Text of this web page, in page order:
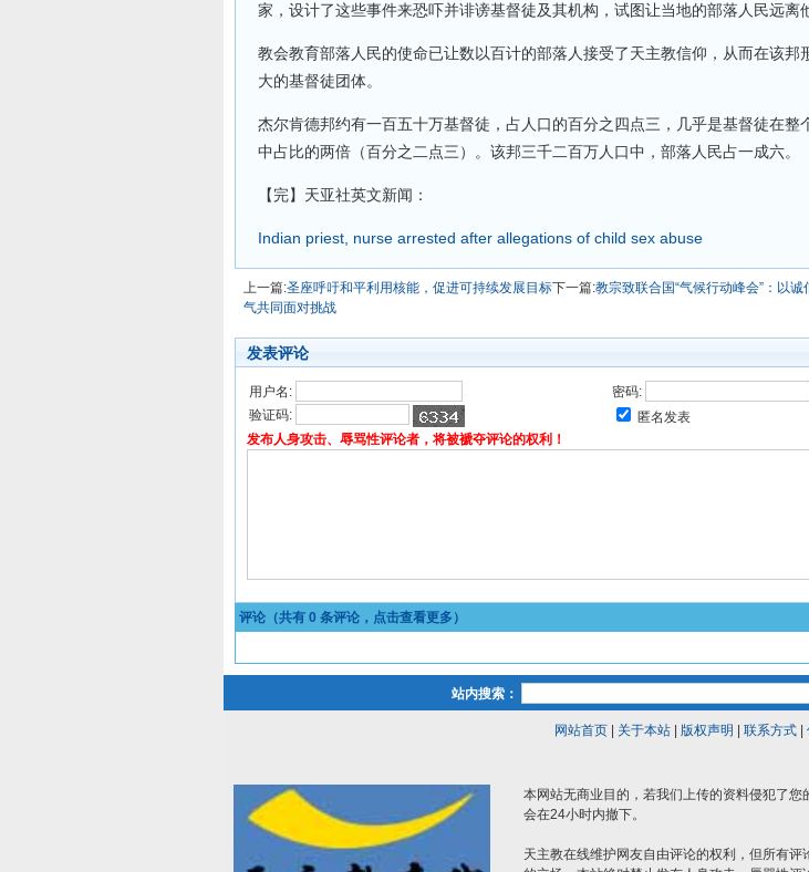
家，设计了这些事件来恐吓并诽谤基督徒及其机构，试图让当地的部落人民远离
教会教育部落人民的使命已让数以百计的部落人接受了天主教信仰，从而在该邦
大的基督徒团体。
杰尔肯德邦约有一百五十万基督徒，占人口的百分之四点三，几乎是基督徒在整
中占比的两倍（百分之二点三）。该邦三千二百万人口中，部落人民占一成六。
【完】天亚社英文新闻：
Indian priest, nurse arrested after allegations of child sex abuse
上一篇:圣座呼吁和平利用核能，促进可持续发展目标下一篇:教宗致联合国“气候行动峰会”：以诚
气共同面对挑战
发表评论
用户名:
密码:
验证码:
匿名发表
发布人身攻击、辱骂性评论者，将被褫夺评论的权利！
评论（共有 0 条评论，点击查看更多）
站内搜索：
网站首页| 关于本站| 版权声明 联系方式|
本网站无商业目的，若我们上传的资料侵犯了您
会在24小时内撤下。
天主教在线维护网友自由评论的权利，但所有评